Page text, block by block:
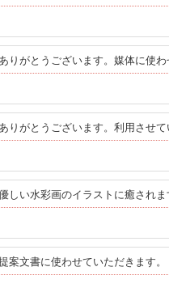
りがとうございます。媒体に使わ
りがとうございます。利用させ
しい水彩画のイラストに癒され
案文書に使わせていただきます。